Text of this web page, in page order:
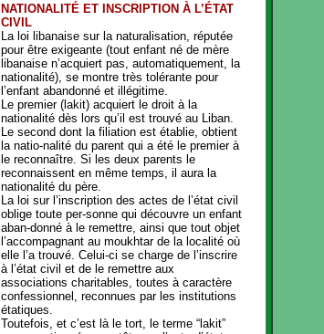
NATIONALITÉ ET INSCRIPTION À L’ÉTAT
CIVIL
La loi libanaise sur la naturalisation, réputée
pour être exigeante (tout enfant né de mère
libanaise n’acquiert pas, automatiquement, la
nationalité), se montre très tolérante pour
l’enfant abandonné et illégitime.
Le premier (lakit) acquiert le droit à la
nationalité dès lors qu’il est trouvé au Liban.
Le second dont la filiation est établie, obtient
la natio-nalité du parent qui a été le premier à
le reconnaître. Si les deux parents le
reconnaissent en même temps, il aura la
nationalité du père.
La loi sur l’inscription des actes de l’état civil
oblige toute per-sonne qui découvre un enfant
aban-donné à le remettre, ainsi que tout objet
l’accompagnant au moukhtar de la localité où
elle l’a trouvé. Celui-ci se charge de l’inscrire
à l’état civil et de le remettre aux
associations charitables, toutes à caractère
confessionnel, reconnues par les institutions
étatiques.
Toutefois, et c’est là le tort, le terme “lakit”